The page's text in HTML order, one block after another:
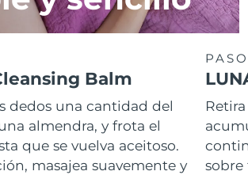
Balm
dedos una cantidad del
almendra, y frota el
que se vuelva aceitoso.
masajea suavemente y